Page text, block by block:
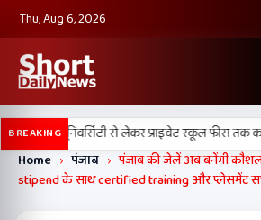
Thu, Aug 6, 2026
BREAKING
यूनिवर्सिटी से लेकर प्राइवेट स्कूल फीस तक कई
Home › पंजाब › पंजाब की जेलें अब बनेंगी कौशल
stipend के साथ certified training और प्लेसमेंट